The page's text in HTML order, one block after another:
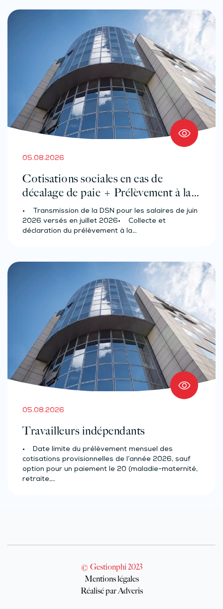
05.08.2026
Cotisations sociales en cas de
décalage de paie + Prélèvement à la
source des salariés et assimilés
(effectif d’au moins 50 salariés)
• Transmission de la DSN pour les salaires de juin
2026 versés en juillet 2026• Collecte et
déclaration du prélèvement à la…
05.08.2026
Travailleurs indépendants
• Date limite du prélèvement mensuel des
cotisations provisionnelles de l’année 2026, sauf
option pour un paiement le 20 (maladie-maternité,
retraite,…
© Gestionphi 2023
Mentions légales
Réalisé par Adveris